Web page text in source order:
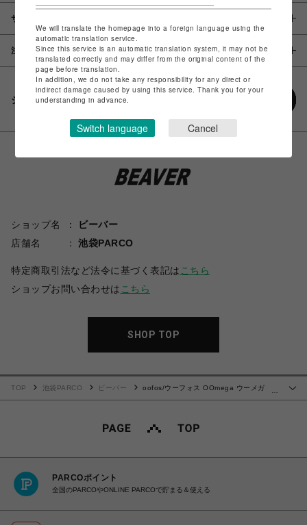
サイズ
注意事項
シェアする
ショップ名
ビーバー
店舗名
池袋PARCO
特定商取引法など法令に基づく表記は こちら
ショップお問い合わせは こちら
SHOP TOP
TOP 池袋PARCO ビーバー
oofos/ウーフォス OOmega ウーメガ リ
PARCOポイント
全国のPARCOやONLINE PARCOで貯まる＆使える
We will translate the homepage into a foreign language using the
automatic translation service.
Since this service is an automatic translation system, it may not be
translated correctly and may differ from the original content of the
page before translation.
In addition, we do not take any responsibility for any direct or
indirect damage caused by using this service. Thank you for your
understanding in advance.
Switch language Cancel